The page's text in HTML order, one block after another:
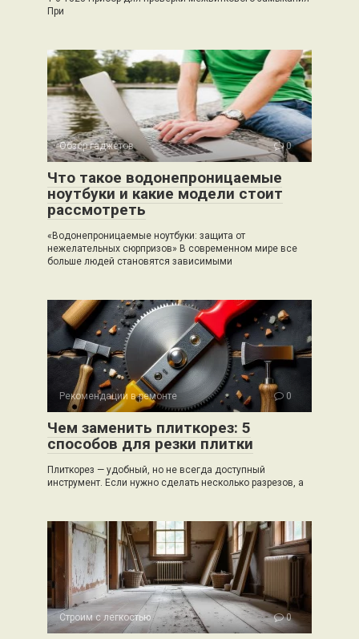
При
Обзор гаджетов 0
Что такое водонепроницаемые
ноутбуки и какие модели стоит
рассмотреть
«Водонепроницаемые ноутбуки: защита от
нежелательных сюрпризов» В современном мире все
больше людей становятся зависимыми
Рекомендации в ремонте 0
Чем заменить плиткорез: 5
способов для резки плитки
Плиткорез — удобный, но не всегда доступный
инструмент. Если нужно сделать несколько разрезов, а
Строим с легкостью 0